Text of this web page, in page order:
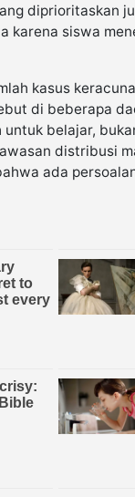
diprioritaskan
karena siswa
kasus
di beberapa
untuk belajar,
distribusi
ada